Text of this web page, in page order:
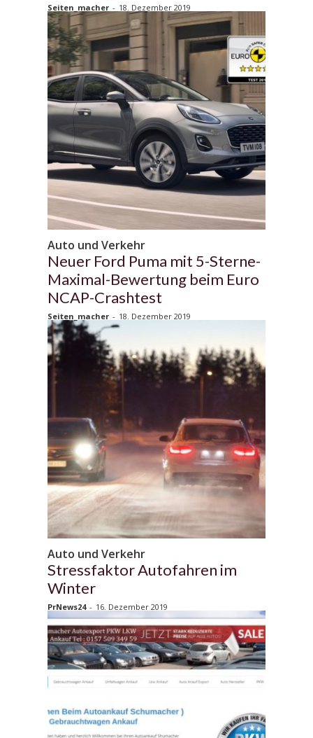
Seiten_macher - 18. Dezember 2019
Auto und Verkehr
Neuer Ford Puma mit 5-Sterne-
Maximal-Bewertung beim Euro
NCAP-Crashtest
Seiten_macher - 18. Dezember 2019
Auto und Verkehr
Stressfaktor Autofahren im
Winter
PrNews24 - 16. Dezember 2019